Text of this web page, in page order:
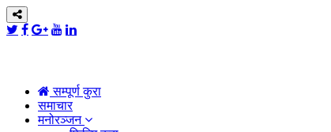
सम्पूर्ण कुरा
समाचार
मनोरञ्जन